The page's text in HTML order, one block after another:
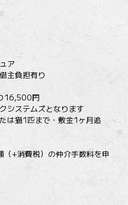
ア
主負担有り
16,500円
システムズとなります
は猫1匹まで・敷金1ヶ月追
+消費税）の仲介手数料を申